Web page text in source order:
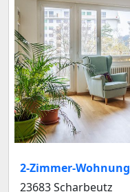
2-Zimmer-Wohnung
23683 Scharbeutz